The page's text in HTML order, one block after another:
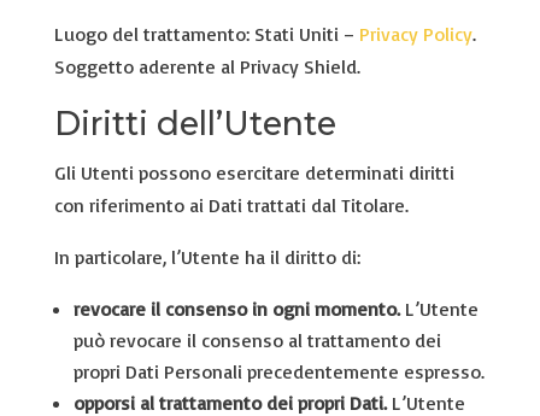
Luogo del trattamento: Stati Uniti – Privacy Policy.
Soggetto aderente al Privacy Shield.
Diritti dell’Utente
Gli Utenti possono esercitare determinati diritti
con riferimento ai Dati trattati dal Titolare.
In particolare, l’Utente ha il diritto di:
revocare il consenso in ogni momento.L’Utente
può revocare il consenso al trattamento dei
propri Dati Personali precedentemente espresso.
opporsi al trattamento dei propri Dati.L’Utente